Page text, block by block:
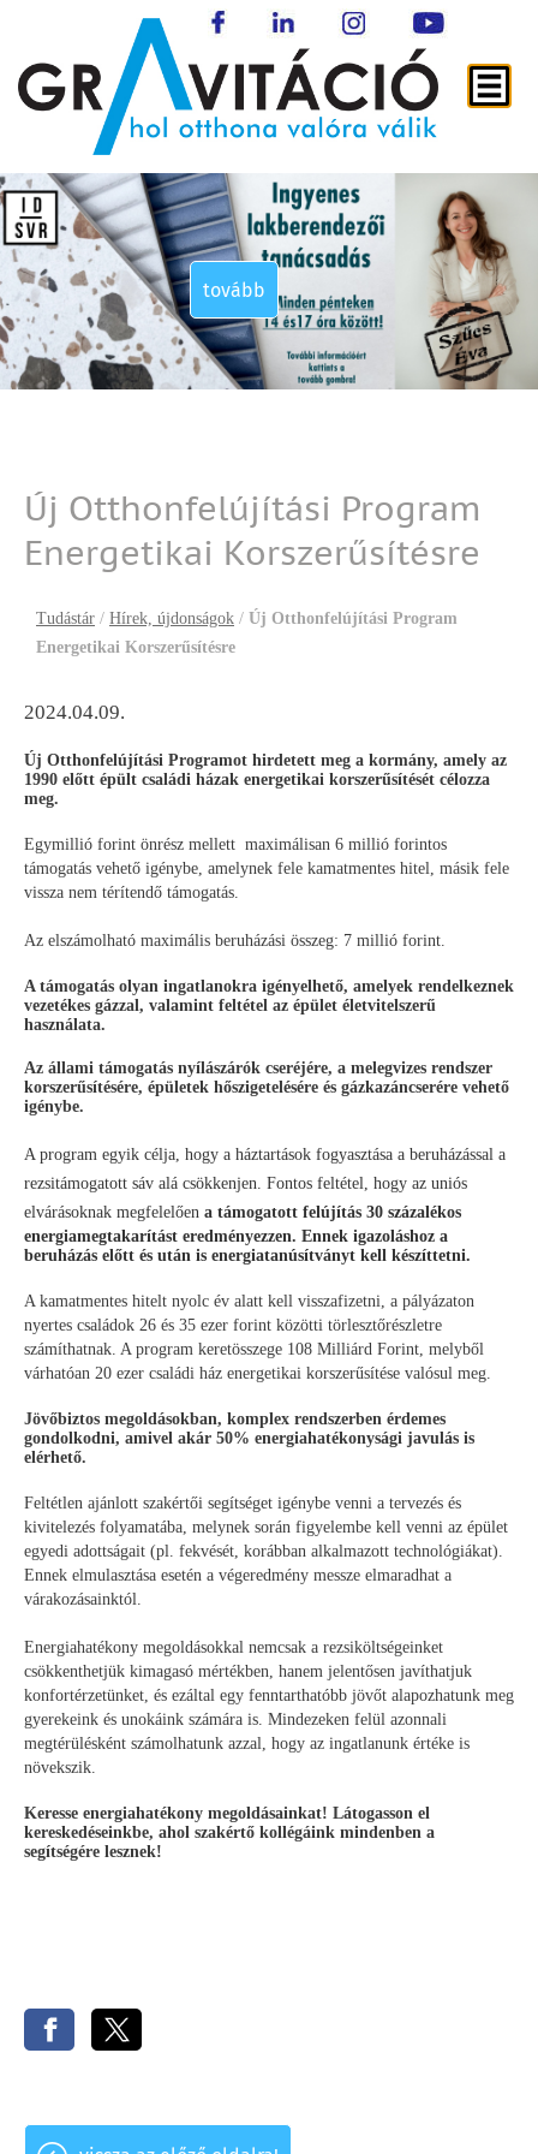
tovább
tovább
tovább
tovább
Új Otthonfelújítási Program
Energetikai Korszerűsítésre
Tudástár / Hírek, újdonságok / Új Otthonfelújítási Program
Energetikai Korszerűsítésre
2024.04.09.
Új Otthonfelújítási Programot hirdetett meg a kormány, amely az
1990 előtt épült családi házak energetikai korszerűsítését célozza
meg.
Egymillió forint önrész mellett maximálisan 6 millió forintos
támogatás vehető igénybe, amelynek fele kamatmentes hitel, másik fele
vissza nem térítendő támogatás.
Az elszámolható maximális beruházási összeg: 7 millió forint.
A támogatás olyan ingatlanokra igényelhető, amelyek rendelkeznek
vezetékes gázzal, valamint feltétel az épület életvitelszerű
használata.
Az állami támogatás nyílászárók cseréjére, a melegvizes rendszer
korszerűsítésére, épületek hőszigetelésére és gázkazáncserére vehető
igénybe.
A program egyik célja, hogy a háztartások fogyasztása a beruházással a
rezsitámogatott sáv alá csökkenjen. Fontos feltétel, hogy az uniós
elvárásoknak megfelelően a támogatott felújítás 30 százalékos
energiamegtakarítást eredményezzen. Ennek igazoláshoz a
beruházás előtt és után is energiatanúsítványt kell készíttetni.
A kamatmentes hitelt nyolc év alatt kell visszafizetni, a pályázaton
nyertes családok 26 és 35 ezer forint közötti törlesztőrészletre
számíthatnak. A program keretösszege 108 Milliárd Forint, melyből
várhatóan 20 ezer családi ház energetikai korszerűsítése valósul meg.
Jövőbiztos megoldásokban, komplex rendszerben érdemes
gondolkodni, amivel akár 50% energiahatékonysági javulás is
elérhető.
Feltétlen ajánlott szakértői segítséget igénybe venni a tervezés és
kivitelezés folyamatába, melynek során figyelembe kell venni az épület
egyedi adottságait (pl. fekvését, korábban alkalmazott technológiákat).
Ennek elmulasztása esetén a végeredmény messze elmaradhat a
várakozásainktól.
Energiahatékony megoldásokkal nemcsak a rezsiköltségeinket
csökkenthetjük kimagasó mértékben, hanem jelentősen javíthatjuk
konfortérzetünket, és ezáltal egy fenntarthatóbb jövőt alapozhatunk meg
gyerekeink és unokáink számára is. Mindezeken felül azonnali
megtérülésként számolhatunk azzal, hogy az ingatlanunk értéke is
növekszik.
Keresse energiahatékony megoldásainkat! Látogasson el
kereskedéseinkbe, ahol szakértő kollégáink mindenben a
segítségére lesznek!